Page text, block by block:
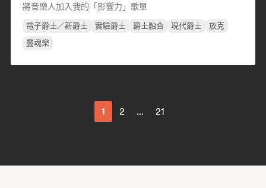
將音樂人加入我的「影響力」歌單
電子爵士／新爵士 實驗爵士 爵士融合 現代爵士
放克
靈魂樂
1 2 ... 21